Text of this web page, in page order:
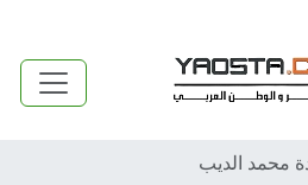
محمد الديب